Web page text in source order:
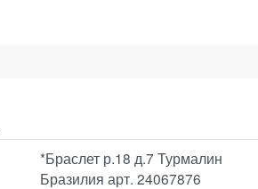
*Браслет р.18 д.7 Турмалин
Бразилия арт. 24067876